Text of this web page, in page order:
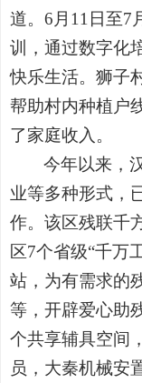
道。6月11日至7
训，通过数字化
快乐生活。狮子
帮助村内种植户
了家庭收入。
今年以来，
业等多种形式，
作。该区残联千
区7个省级“千万
站，为有需求的
等，开辟爱心助
个共享辅具空间
员，大秦机械安